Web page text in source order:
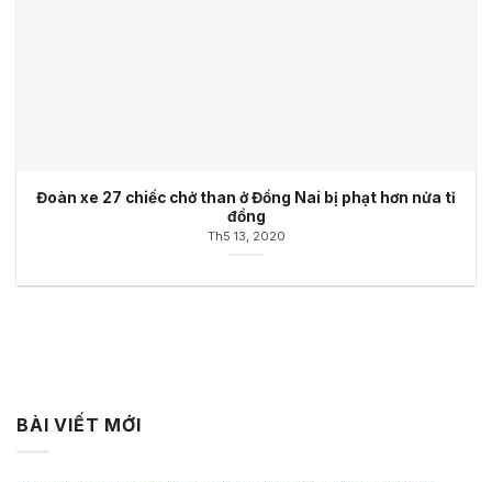
Đoàn xe 27 chiếc chở than ở Đồng Nai bị phạt hơn nửa tỉ
đồng
Th5 13, 2020
BÀI VIẾT MỚI